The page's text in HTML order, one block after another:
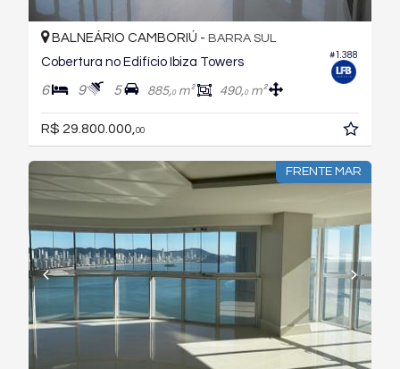
#1.388
BALNEÁRIO CAMBORIÚ - BARRA SUL
Cobertura no Edifício Ibiza Towers
6 9 5 885,0m² 490,0m²
R$ 29.800.000, 00
FRENTE MAR